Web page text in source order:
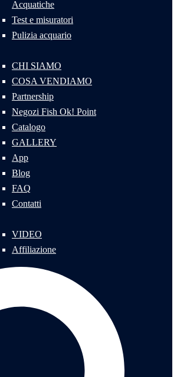
Acquatiche
Test e misuratori
Pulizia acquario
CHI SIAMO
COSA VENDIAMO
Partnership
Negozi Fish Ok! Point
Catalogo
GALLERY
App
Blog
FAQ
Contatti
VIDEO
Affiliazione